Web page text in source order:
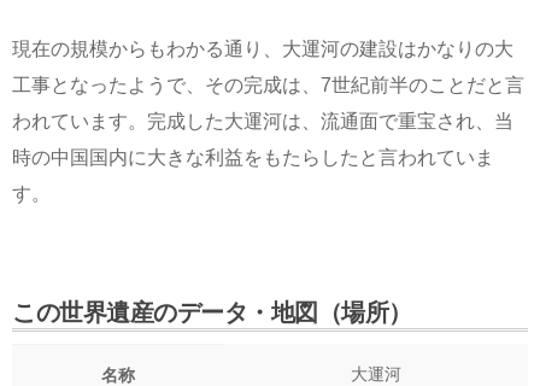
現在の規模からもわかる通り、大運河の建設はかなりの大
工事となったようで、その完成は、7世紀前半のことだと言
われています。完成した大運河は、流通面で重宝され、当
時の中国国内に大きな利益をもたらしたと言われていま
す。
この世界遺産のデータ・地図（場所）
名称 大運河